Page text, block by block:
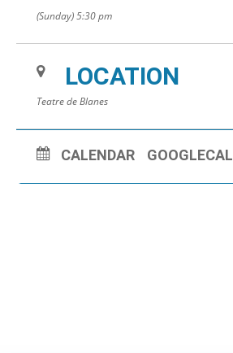
(Sunday) 5:30 pm
LOCATION
Teatre de Blanes
CALENDAR GOOGLECAL